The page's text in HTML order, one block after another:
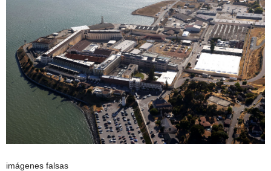
imágenes falsas